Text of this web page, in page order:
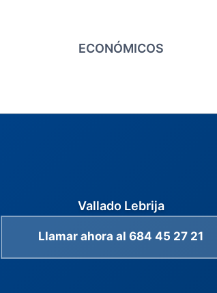
ECONÓMICOS
Vallado Lebrija
Llamar ahora al 684 45 27 21